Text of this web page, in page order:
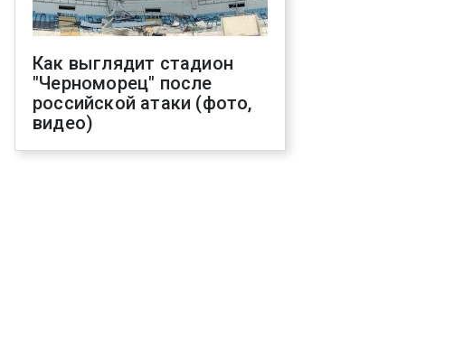
Как выглядит стадион
"Черноморец" после
российской атаки (фото,
видео)